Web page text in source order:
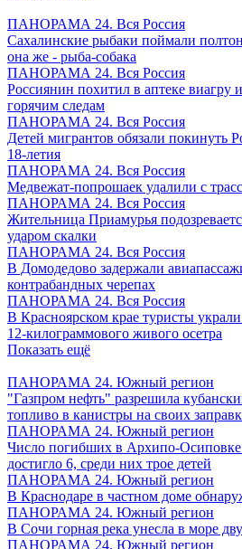
ПАНОРАМА 24. Вся Россия
Сахалинские рыбаки поймали
она же - рыба-собака
ПАНОРАМА 24. Вся Россия
Россиянин похитил в аптеке виагру
горячим следам
ПАНОРАМА 24. Вся Россия
Детей мигрантов обязали покинуть
18-летия
ПАНОРАМА 24. Вся Россия
Медвежат-попрошаек удалили с
ПАНОРАМА 24. Вся Россия
Жительница Приамурья
ударом скалки
ПАНОРАМА 24. Вся Россия
В Домодедово задержали
контрабандных черепах
ПАНОРАМА 24. Вся Россия
В Красноярском крае туристы
12-килограммового живого осетра
Показать ещё
ПАНОРАМА 24. Южный регион
"Газпром нефть" разрешила
топливо в канистры на своих
ПАНОРАМА 24. Южный регион
Число погибших в Архипо-
достигло 6, среди них трое детей
ПАНОРАМА 24. Южный регион
В Краснодаре в частном доме
ПАНОРАМА 24. Южный регион
В Сочи горная река унесла в море
ПАНОРАМА 24. Южный регион